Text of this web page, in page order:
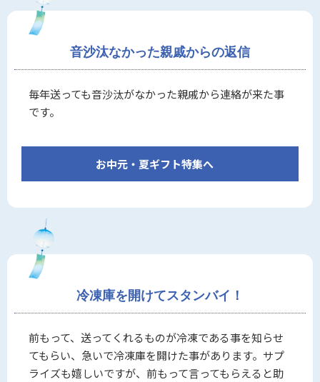
音沙汰なかった親戚からの返信
毎年送っても音沙汰がなかった親戚から連絡が来た事
です。
お中元・夏ギフト特集へ
冷凍庫を開けてスタンバイ！
前もって、送ってくれるものが冷凍である事を知らせ
てもらい、急いで冷凍庫を開けた事があります。サプ
ライズも嬉しいですが、前もって言ってもらえると助